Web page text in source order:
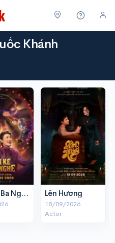
Khánh
Con Kể Ba Nghe Lên Hương
18/09/2026
Actor